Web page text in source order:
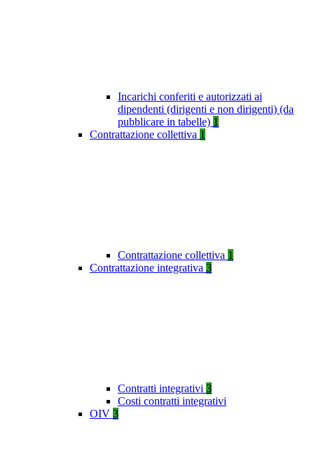
Incarichi conferiti e autorizzati ai
dipendenti (dirigenti e non dirigenti) (da
pubblicare in tabelle) 1
Contrattazione collettiva 1
Contrattazione collettiva 1
Contrattazione integrativa 3
Contratti integrativi 3
Costi contratti integrativi
OIV 3